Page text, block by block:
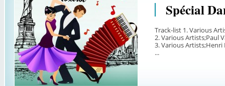
Spécial
Track-list 1. Various
2. Various Artists;Paul
3. Various
...